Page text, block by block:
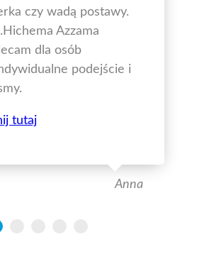
czy wadą postawy.
Azzama
dla osób
podejście i
tutaj
Anna